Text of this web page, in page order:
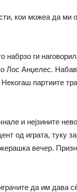
кои можеа да ми
ги
Лос Анџелес.
партиите
и нејзините
од играта, туку
вечер.
да им дава